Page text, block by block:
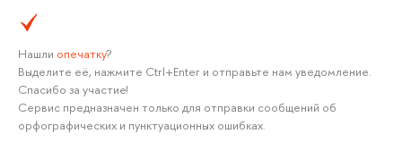
Нашли опечатку?
Выделите её, нажмите Ctrl+Enter и отправьте нам уведомление.
Спасибо за участие!
Сервис предназначен только для отправки сообщений об
орфографических и пунктуационных ошибках.